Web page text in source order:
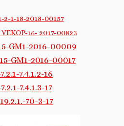
2-1-18-2018-00157
VEKOP-16- 2017-00823
GM1-2016-00009
GM1-2016-00017
7.4.1.2-16
7.4.1.3-17
70-3-17